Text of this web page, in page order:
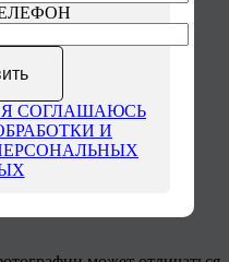
СОГЛАШАЮСЬ
И